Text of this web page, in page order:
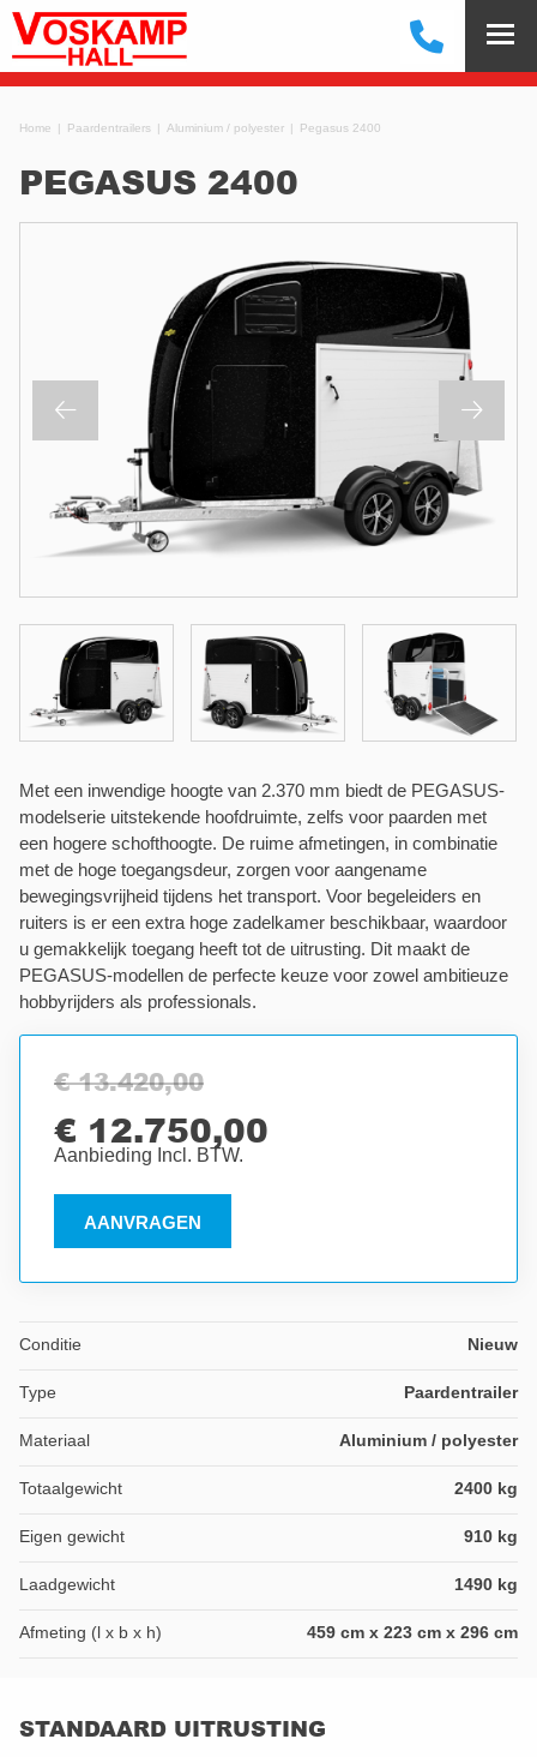
Home Paardentrailers Aluminium / polyester Pegasus 2400
PEGASUS 2400
Met een inwendige hoogte van 2.370 mm biedt de PEGASUS-
modelserie uitstekende hoofdruimte, zelfs voor paarden met
een hogere schofthoogte. De ruime afmetingen, in combinatie
met de hoge toegangsdeur, zorgen voor aangename
bewegingsvrijheid tijdens het transport. Voor begeleiders en
ruiters is er een extra hoge zadelkamer beschikbaar, waardoor
u gemakkelijk toegang heeft tot de uitrusting. Dit maakt de
PEGASUS-modellen de perfecte keuze voor zowel ambitieuze
hobbyrijders als professionals.
AANVRAGEN
€ 13.420,00
€ 12.750,00
Aanbieding Incl. BTW.
Conditie Nieuw
Type Paardentrailer
Materiaal Aluminium / polyester
Totaalgewicht 2400 kg
Eigen gewicht 910 kg
Laadgewicht 1490 kg
Afmeting (l x b x h) 459 cm x 223 cm x 296 cm
STANDAARD UITRUSTING